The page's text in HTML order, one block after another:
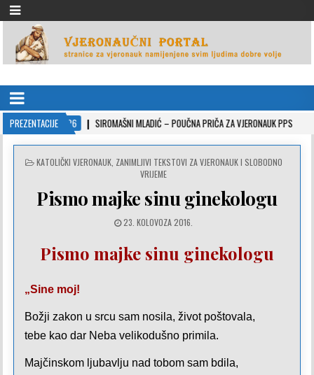
VJERONAUČNI PORTAL
PREZENTACIJE
2022-10-26 SIROMAŠNI MLADIĆ – POUČNA PRIČA ZA VJERONAUK PPS
POSTED
KATOLIČKI VJERONAUK, ZANIMLJIVI TEKSTOVI ZA VJERONAUK I SLOBODNO
VRIJEME
Pismo majke sinu ginekologu
23. KOLOVOZA 2016.
Pismo majke sinu ginekologu
„Sine moj!
Božji zakon u srcu sam nosila, život poštovala,
tebe kao dar Neba velikodušno primila.
Majčinskom ljubavlju nad tobom sam bdila,